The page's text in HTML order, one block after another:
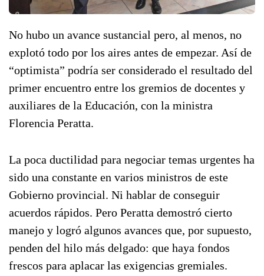
No hubo un avance sustancial pero, al menos, no
explotó todo por los aires antes de empezar. Así de
“optimista” podría ser considerado el resultado del
primer encuentro entre los gremios de docentes y
auxiliares de la Educación, con la ministra
Florencia Peratta.
La poca ductilidad para negociar temas urgentes ha
sido una constante en varios ministros de este
Gobierno provincial. Ni hablar de conseguir
acuerdos rápidos. Pero Peratta demostró cierto
manejo y logró algunos avances que, por supuesto,
penden del hilo más delgado: que haya fondos
frescos para aplacar las exigencias gremiales.